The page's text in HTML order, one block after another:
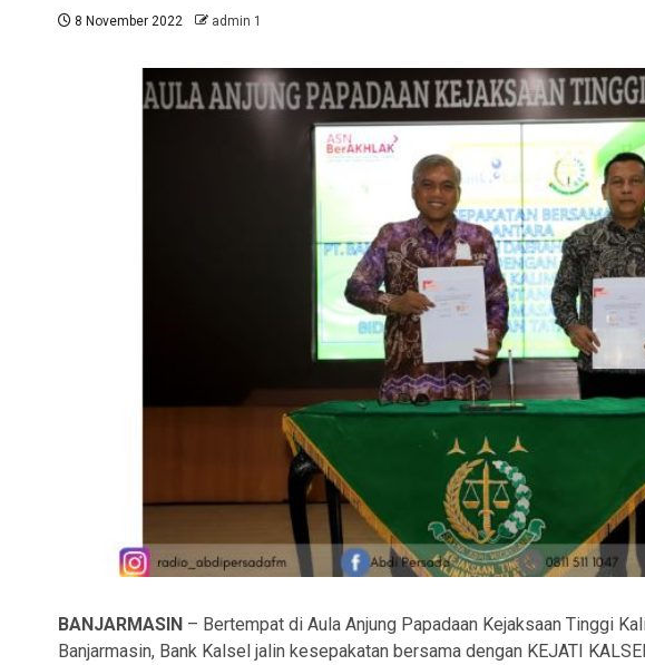
8 November 2022 admin 1
BANJARMASIN – Bertempat di Aula Anjung Papadaan Kejaksaan Tinggi
Banjarmasin, Bank Kalsel jalin kesepakatan bersama dengan KEJATI